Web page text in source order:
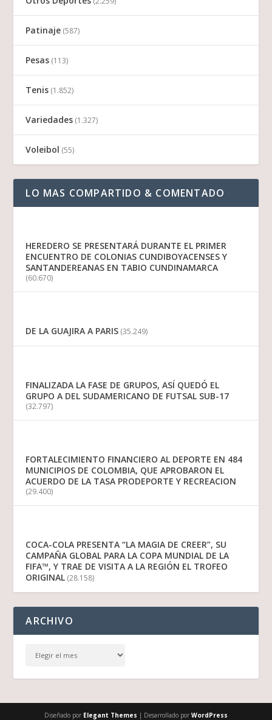
Patinaje (587)
Pesas (113)
Tenis (1.852)
Variedades (1.327)
Voleibol (55)
LO MAS COMPARTIDO & COMENTADO
HEREDERO SE PRESENTARÁ DURANTE EL PRIMER
ENCUENTRO DE COLONIAS CUNDIBOYACENSES Y
SANTANDEREANAS EN TABIO CUNDINAMARCA
(60.670)
DE LA GUAJIRA A PARIS (35.249)
FINALIZADA LA FASE DE GRUPOS, ASÍ QUEDÓ EL
GRUPO A DEL SUDAMERICANO DE FUTSAL SUB-17
(32.797)
FORTALECIMIENTO FINANCIERO AL DEPORTE EN 484
MUNICIPIOS DE COLOMBIA, QUE APROBARON EL
ACUERDO DE LA TASA PRODEPORTE Y RECREACION
(29.400)
COCA-COLA PRESENTA “LA MAGIA DE CREER”, SU
CAMPAÑA GLOBAL PARA LA COPA MUNDIAL DE LA
FIFA™, Y TRAE DE VISITA A LA REGIÓN EL TROFEO
ORIGINAL (28.158)
ARCHIVO
Diseñado por Elegant Themes | Desarrollado por WordPress